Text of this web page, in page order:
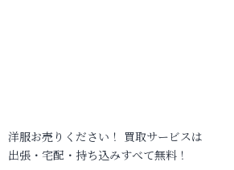
洋服お売りください！ 買取サービスは
出張・宅配・持ち込みすべて無料！